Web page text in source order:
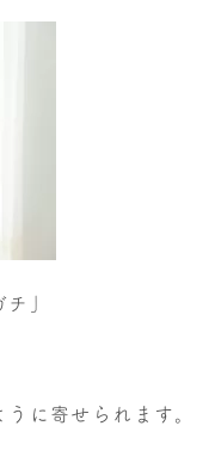
」
に寄せられます。